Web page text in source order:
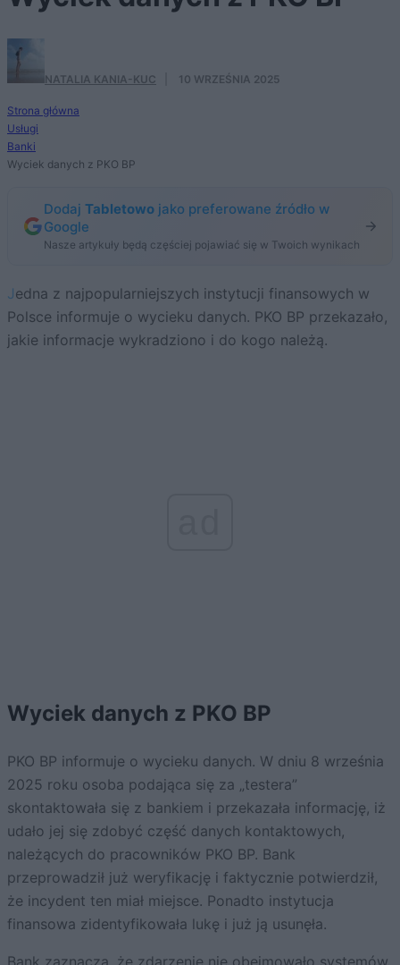
NATALIA KANIA-KUC 10 WRZEŚNIA 2025
Strona główna
Usługi
Banki
Wyciek danych z PKO BP
Dodaj Tabletowo jako preferowane źródło w
Google
Nasze artykuły będą częściej pojawiać się w Twoich wynikach
Jedna z najpopularniejszych instytucji finansowych w
Polsce informuje o wycieku danych. PKO BP przekazało,
jakie informacje wykradziono i do kogo należą.
Wyciek danych z PKO BP
PKO BP informuje o wycieku danych. W dniu 8 września
2025 roku osoba podająca się za „testera”
skontaktowała się z bankiem i przekazała informację, iż
udało jej się zdobyć część danych kontaktowych,
należących do pracowników PKO BP. Bank
przeprowadził już weryfikację i faktycznie potwierdził,
że incydent ten miał miejsce. Ponadto instytucja
finansowa zidentyfikowała lukę i już ją usunęła.